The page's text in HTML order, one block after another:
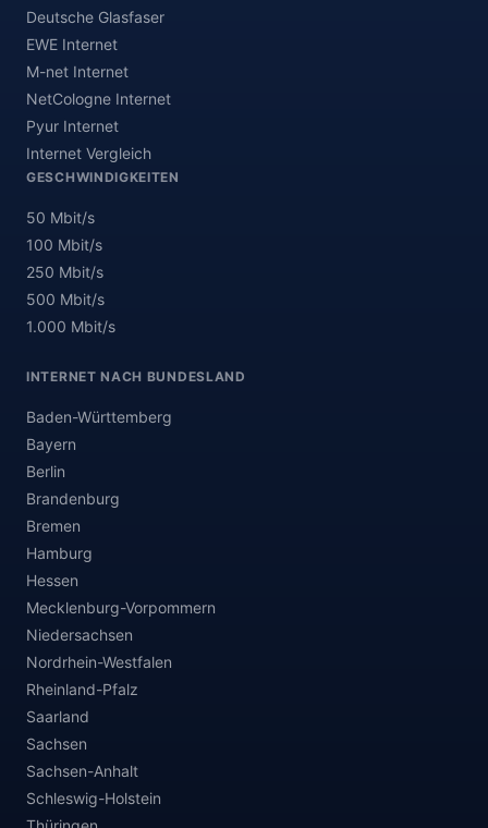
Deutsche Glasfaser
EWE Internet
M-net Internet
NetCologne Internet
Pyur Internet
Internet Vergleich
GESCHWINDIGKEITEN
50 Mbit/s
100 Mbit/s
250 Mbit/s
500 Mbit/s
1.000 Mbit/s
INTERNET NACH BUNDESLAND
Baden-Württemberg
Bayern
Berlin
Brandenburg
Bremen
Hamburg
Hessen
Mecklenburg-Vorpommern
Niedersachsen
Nordrhein-Westfalen
Rheinland-Pfalz
Saarland
Sachsen
Sachsen-Anhalt
Schleswig-Holstein